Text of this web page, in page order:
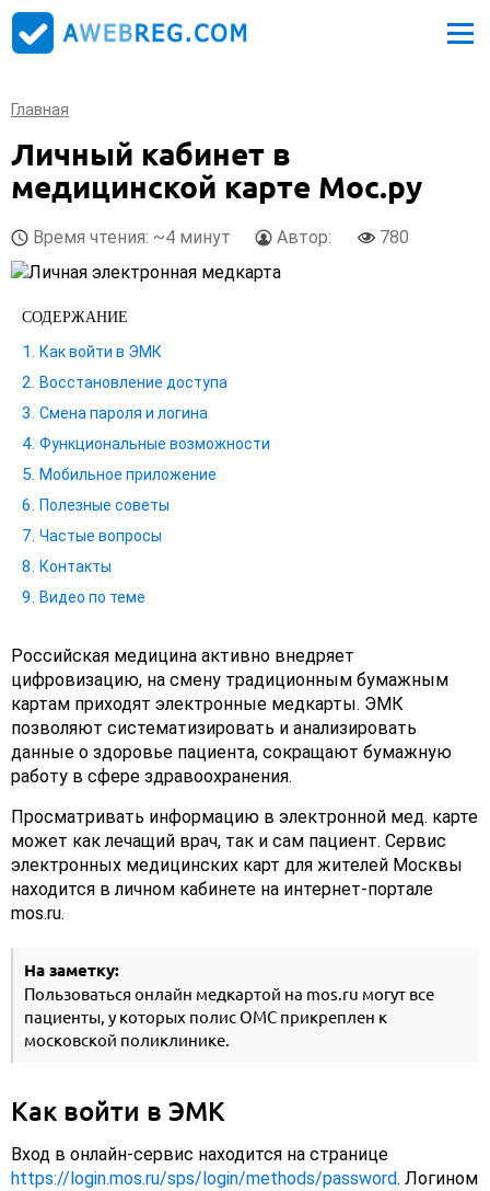
Главная
Личный кабинет в
медицинской карте Мос.ру
Время чтения: ~4 минут Автор: 780
СОДЕРЖАНИЕ
Как войти в ЭМК
Восстановление доступа
Смена пароля и логина
Функциональные возможности
Мобильное приложение
Полезные советы
Частые вопросы
Контакты
Видео по теме
Российская медицина активно внедряет
цифровизацию, на смену традиционным бумажным
картам приходят электронные медкарты. ЭМК
позволяют систематизировать и анализировать
данные о здоровье пациента, сокращают бумажную
работу в сфере здравоохранения.
Просматривать информацию в электронной мед. карте
может как лечащий врач, так и сам пациент. Сервис
электронных медицинских карт для жителей Москвы
находится в личном кабинете на интернет-портале
mos.ru.
На заметку:
Пользоваться онлайн медкартой на mos.ru могут все
пациенты, у которых полис ОМС прикреплен к
московской поликлинике.
Как войти в ЭМК
Вход в онлайн-сервис находится на странице
https://login.mos.ru/sps/login/methods/password. Логином